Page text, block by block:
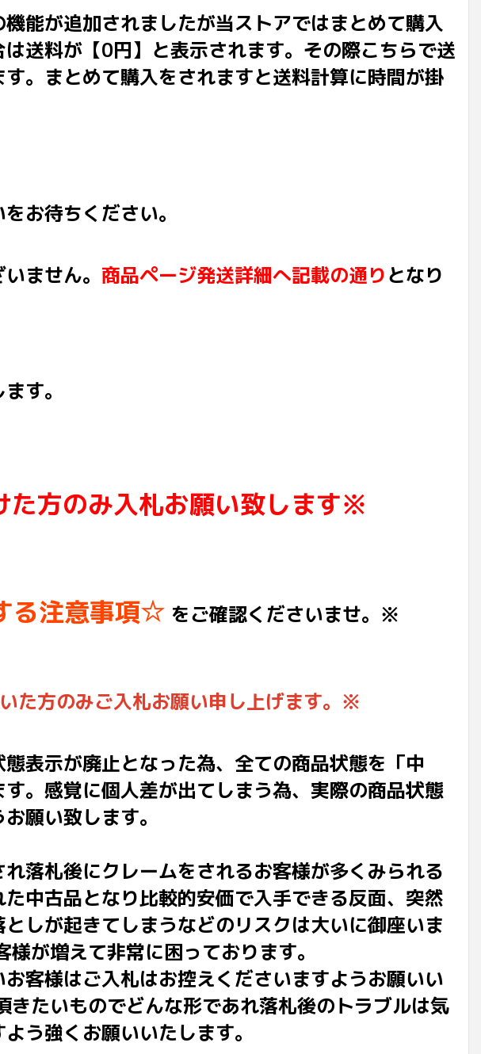
能が追加されましたが当ストアではまとめて購入
送料が【0円】と表示されます。その際こちらで送
。まとめて購入をされますと送料計算に時間が掛
お待ちください。
ません。 商品ページ発送詳細へ記載の通りとなり
す。
方のみ入札お願い致します※
る注意事項☆ をご確認くださいませ。※
た方のみご入札お願い申し上げます。※
表示が廃止となった為、全ての商品状態を「中
。感覚に個人差が出てしまう為、実際の商品状態
願い致します。
落札後にクレームをされるお客様が多くみられる
中古品となり比較的安価で入手できる反面、突然
しが起きてしまうなどのリスクは大いに御座いま
が増えて非常に困っております。
客様はご入札はお控えくださいますようお願いい
たいものでどんな形であれ落札後のトラブルは気
う強くお願いいたします。